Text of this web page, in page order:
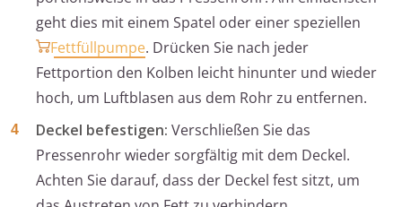
geht dies mit einem Spatel oder einer speziellen
Fettfüllpumpe. Drücken Sie nach jeder
Fettportion den Kolben leicht hinunter und wieder
hoch, um Luftblasen aus dem Rohr zu entfernen.
Deckel befestigen: Verschließen Sie das
Pressenrohr wieder sorgfältig mit dem Deckel.
Achten Sie darauf, dass der Deckel fest sitzt, um